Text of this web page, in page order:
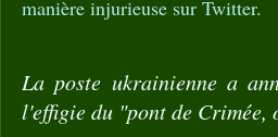
manière injurieuse sur Twitter.
La poste ukrainienne a
l'effigie du "pont de Crimée,